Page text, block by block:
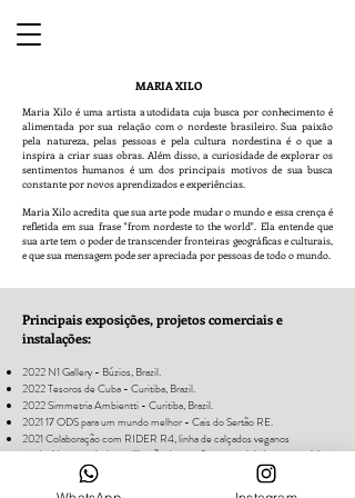
MARIA XILO
Maria Xilo é uma artista autodidata cuja busca por conhecimento é
alimentada por sua relação com o nordeste brasileiro. Sua paixão
pela natureza, pelas pessoas e pela cultura nordestina é o que a
inspira a criar suas obras. Além disso, a curiosidade de explorar os
sentimentos humanos é um dos principais motivos de sua busca
constante por novos aprendizados e experiências.
Maria Xilo acredita que sua arte pode mudar o mundo e essa crença é
refletida em sua frase "from nordeste to the world". Ela entende que
sua arte tem o poder de transcender fronteiras geográficas e culturais,
e que sua mensagem pode ser apreciada por pessoas de todo o mundo.
Principais exposições, projetos comerciais e
instalações:
2022 N1 Gallery - Búzios, Brazil.
2022 Tesoros de Cuba - Curitiba, Brazil.
2022 Simmetria Ambientti - Curitiba, Brazil.
2021 17 ODS para um mundo melhor - Cais do Sertão RE.
2021 Colaboração com RIDER R4, linha de calçados veganos
produzidos a partir da reutilização de garrafas pet recicladas e material
feito a partir da cana-de-açucar.
2021 ONU - For a Better World campaign.